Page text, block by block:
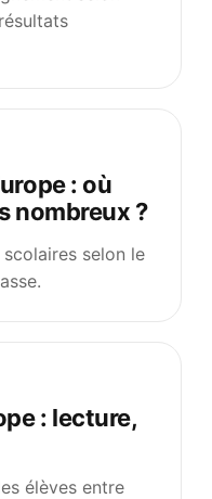
: où
nombreux ?
selon le
: lecture,
élèves entre